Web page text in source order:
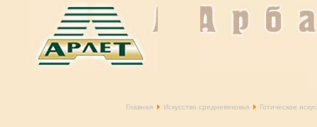
Главная Искусство средневековья Готическое